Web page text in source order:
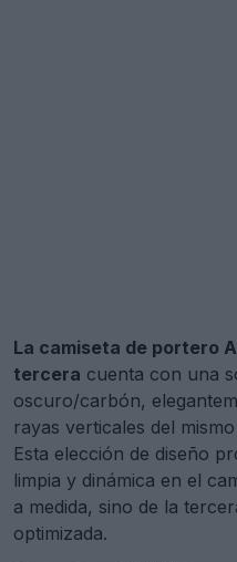
La camiseta de portero
tercera cuenta con una
oscuro/carbón,
rayas verticales del
Esta elección de diseño
limpia y dinámica en el
a medida, sino de la
optimizada.